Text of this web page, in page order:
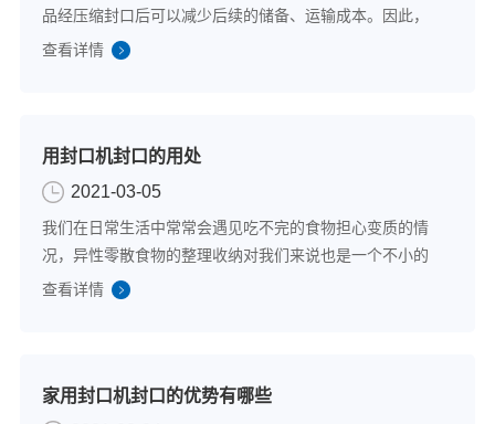
品经压缩封口后可以减少后续的储备、运输成本。因此，
现代企业进行产品生产时，生产车间都会添置包装封口设
查看详情
用封口机封口的用处
2021-03-05
我们在日常生活中常常会遇见吃不完的食物担心变质的情
况，异性零散食物的整理收纳对我们来说也是一个不小的
难题，今天小编向大家推荐一下的是用封口机封口，我们
查看详情
家用封口机封口的优势有哪些